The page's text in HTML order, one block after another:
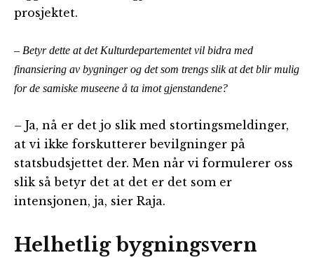
prosjektet.
– Betyr dette at det Kulturdepartementet vil bidra med
finansiering av bygninger og det som trengs slik at det blir mulig
for de samiske museene å ta imot gjenstandene?
– Ja, nå er det jo slik med stortingsmeldinger,
at vi ikke forskutterer bevilgninger på
statsbudsjettet der. Men når vi formulerer oss
slik så betyr det at det er det som er
intensjonen, ja, sier Raja.
Helhetlig bygningsvern